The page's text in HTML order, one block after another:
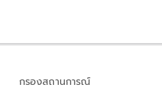
กรองสถานการณ์